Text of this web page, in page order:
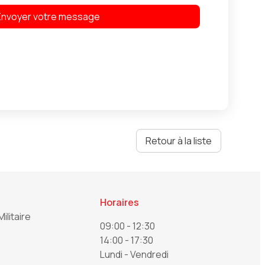
Retour à la liste
Horaires
09:00 - 12:30
14:00 - 17:30
Lundi - Vendredi